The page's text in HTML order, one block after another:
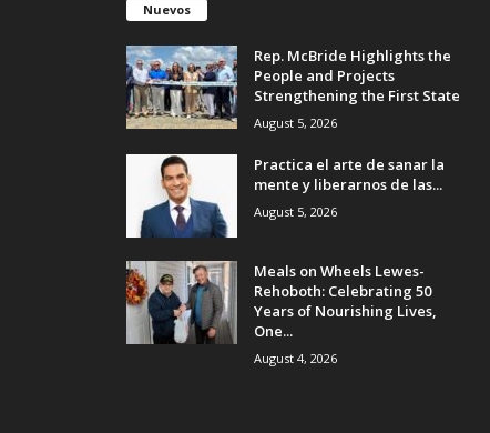
Nuevos
Rep. McBride Highlights the
People and Projects
Strengthening the First State
August 5, 2026
Practica el arte de sanar la
mente y liberarnos de las...
August 5, 2026
Meals on Wheels Lewes-
Rehoboth: Celebrating 50
Years of Nourishing Lives,
One...
August 4, 2026